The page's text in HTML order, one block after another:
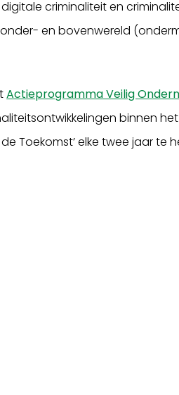
criminaliteit en
en bovenwereld
Actieprogramma Veilig
binnen
Toekomst’ elke twee jaar te